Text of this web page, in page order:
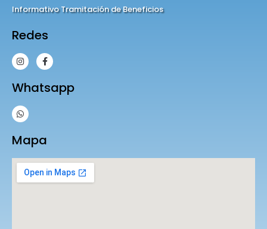
Informativo Tramitación de Beneficios
Redes
Whatsapp
Mapa